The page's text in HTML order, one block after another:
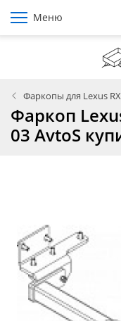
Меню
Фаркопы для Lexus
Фаркоп
03 AvtoS